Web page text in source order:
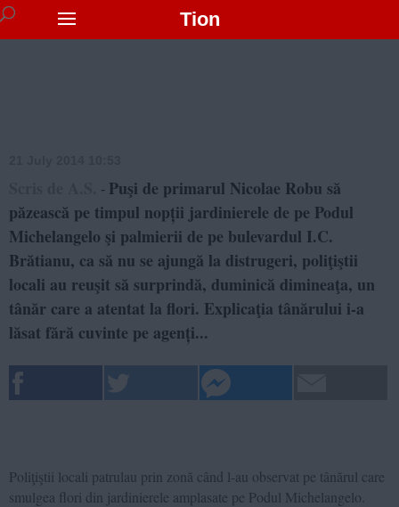
Tion
- Puşi de primarul Nicolae Robu să
păzească pe timpul nopții jardinierele de pe Podul
Michelangelo şi palmierii de pe bulevardul I.C.
Brătianu, ca să nu se ajungă la distrugeri, poliţiştii
locali au reuşit să surprindă, duminică dimineaţa, un
tânăr care a atentat la flori. Explicaţia tânărului i-a
lăsat fără cuvinte pe agenți...
Poliţiştii locali patrulau prin zonă când l-au observat pe tânărul care
smulgea flori din jardinierele amplasate pe Podul Michelangelo.